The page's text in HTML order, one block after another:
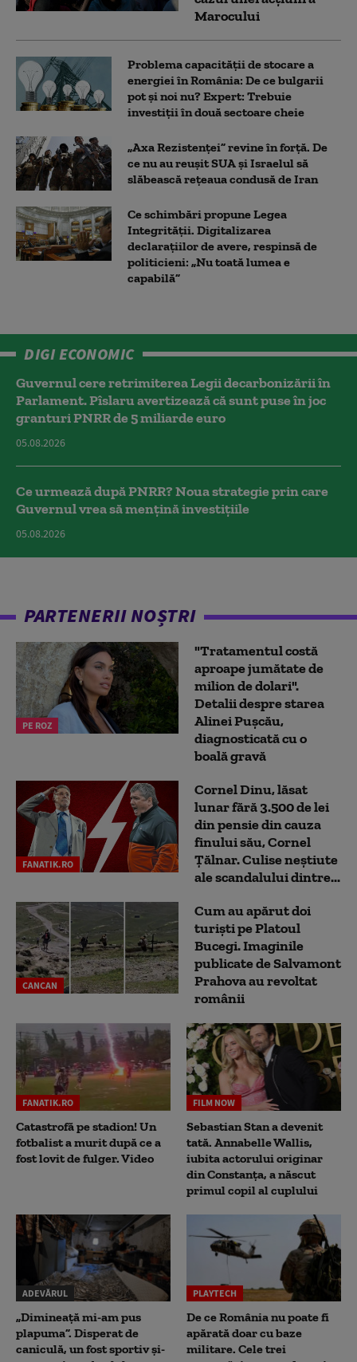
Marocului
Problema capacității de stocare a
energiei în România: De ce bulgarii
pot și noi nu? Expert: Trebuie
investiții în două sectoare cheie
„Axa Rezistenței” revine în forță. De
ce nu au reușit SUA și Israelul să
slăbească rețeaua condusă de Iran
Ce schimbări propune Legea
Integrității. Digitalizarea
declarațiilor de avere, respinsă de
politicieni: „Nu toată lumea e
capabilă”
DIGI ECONOMIC
Guvernul cere retrimiterea Legii decarbonizării în
Parlament. Pîslaru avertizează că sunt puse în joc
granturi PNRR de 5 miliarde euro
05.08.2026
Ce urmează după PNRR? Noua strategie prin care
Guvernul vrea să mențină investițiile
05.08.2026
PARTENERII NOȘTRI
PE ROZ
"Tratamentul costă
aproape jumătate de
milion de dolari".
Detalii despre starea
Alinei Pușcău,
diagnosticată cu o
boală gravă
FANATIK.RO
Cornel Dinu, lăsat
lunar fără 3.500 de lei
din pensie din cauza
finului său, Cornel
Țălnar. Culise neștiute
ale scandalului dintre...
CANCAN
Cum au apărut doi
turiști pe Platoul
Bucegi. Imaginile
publicate de Salvamont
Prahova au revoltat
românii
FANATIK.RO
Catastrofă pe stadion! Un
fotbalist a murit după ce a
fost lovit de fulger. Video
FILM NOW
Sebastian Stan a devenit
tată. Annabelle Wallis,
iubita actorului originar
din Constanța, a născut
primul copil al cuplului
ADEVĂRUL
„Dimineață mi-am pus
plapuma”. Disperat de
caniculă, un fost sportiv și-
PLAYTECH
De ce România nu poate fi
apărată doar cu baze
militare. Cele trei